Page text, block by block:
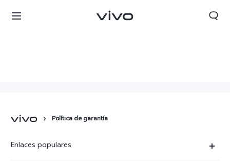
Política de garantía
Enlaces populares